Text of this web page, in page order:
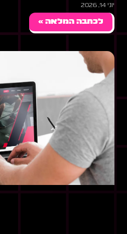
יוני 14, 2026
לכתבה המלאה »